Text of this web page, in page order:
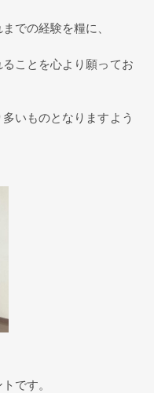
での経験を糧に、
ことを心より願ってお
いものとなりますよう
です。